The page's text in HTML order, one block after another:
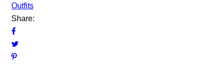
Outfits
Share: